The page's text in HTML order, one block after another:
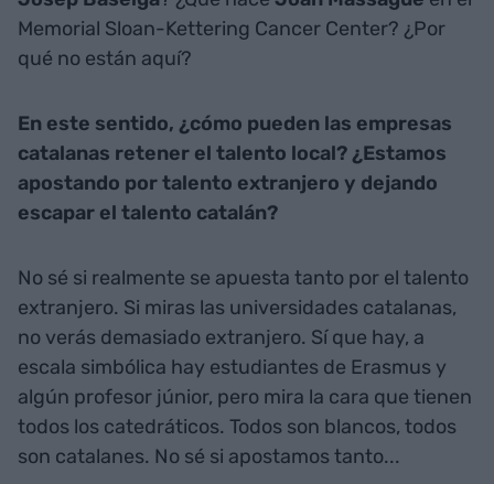
Memorial Sloan-Kettering Cancer Center? ¿Por
qué no están aquí?
En este sentido, ¿cómo pueden las empresas
catalanas retener el talento local? ¿Estamos
apostando por talento extranjero y dejando
escapar el talento catalán?
No sé si realmente se apuesta tanto por el talento
extranjero. Si miras las universidades catalanas,
no verás demasiado extranjero. Sí que hay, a
escala simbólica hay estudiantes de Erasmus y
algún profesor júnior, pero mira la cara que tienen
todos los catedráticos. Todos son blancos, todos
son catalanes. No sé si apostamos tanto...